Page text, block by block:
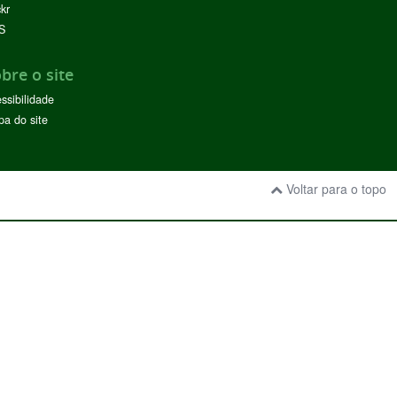
o site
do site
Voltar para o topo